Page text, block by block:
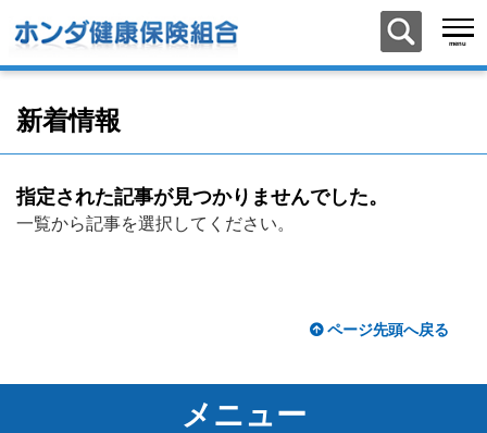
新着情報
指定された記事が見つかりませんでした。
一覧から記事を選択してください。
ページ先頭へ戻る
メニュー